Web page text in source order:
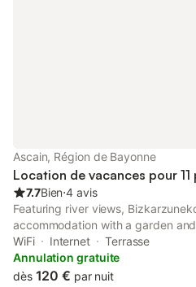
Ascain, Région de Bayonne
Location de vacances pour 11
7.7Bien⋅4 avis
Featuring river views,
accommodation with a garden
Saint Jean de Luz Train Station.
balcony, free private parking and
WiFi Internet
Terrasse
Annulation gratuite
dès 120 € par nuit